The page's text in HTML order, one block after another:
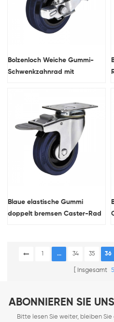
Bolzenloch Weiche Gummi-
Schwenkzahnrad mit
Blaue elastische Gummi
doppelt bremsen Caster-Rad
... 34 35 36
Insgesamt
ABONNIEREN SIE
Bitte lesen Sie weiter, bleiben